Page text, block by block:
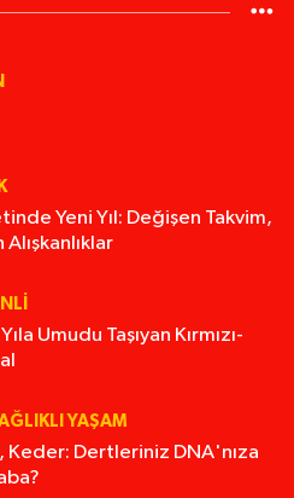
Yeni Yıl: Değişen Takvim,
Umudu Taşıyan Kırmızı-
YAŞAM
Keder: Dertleriniz DNA'nıza